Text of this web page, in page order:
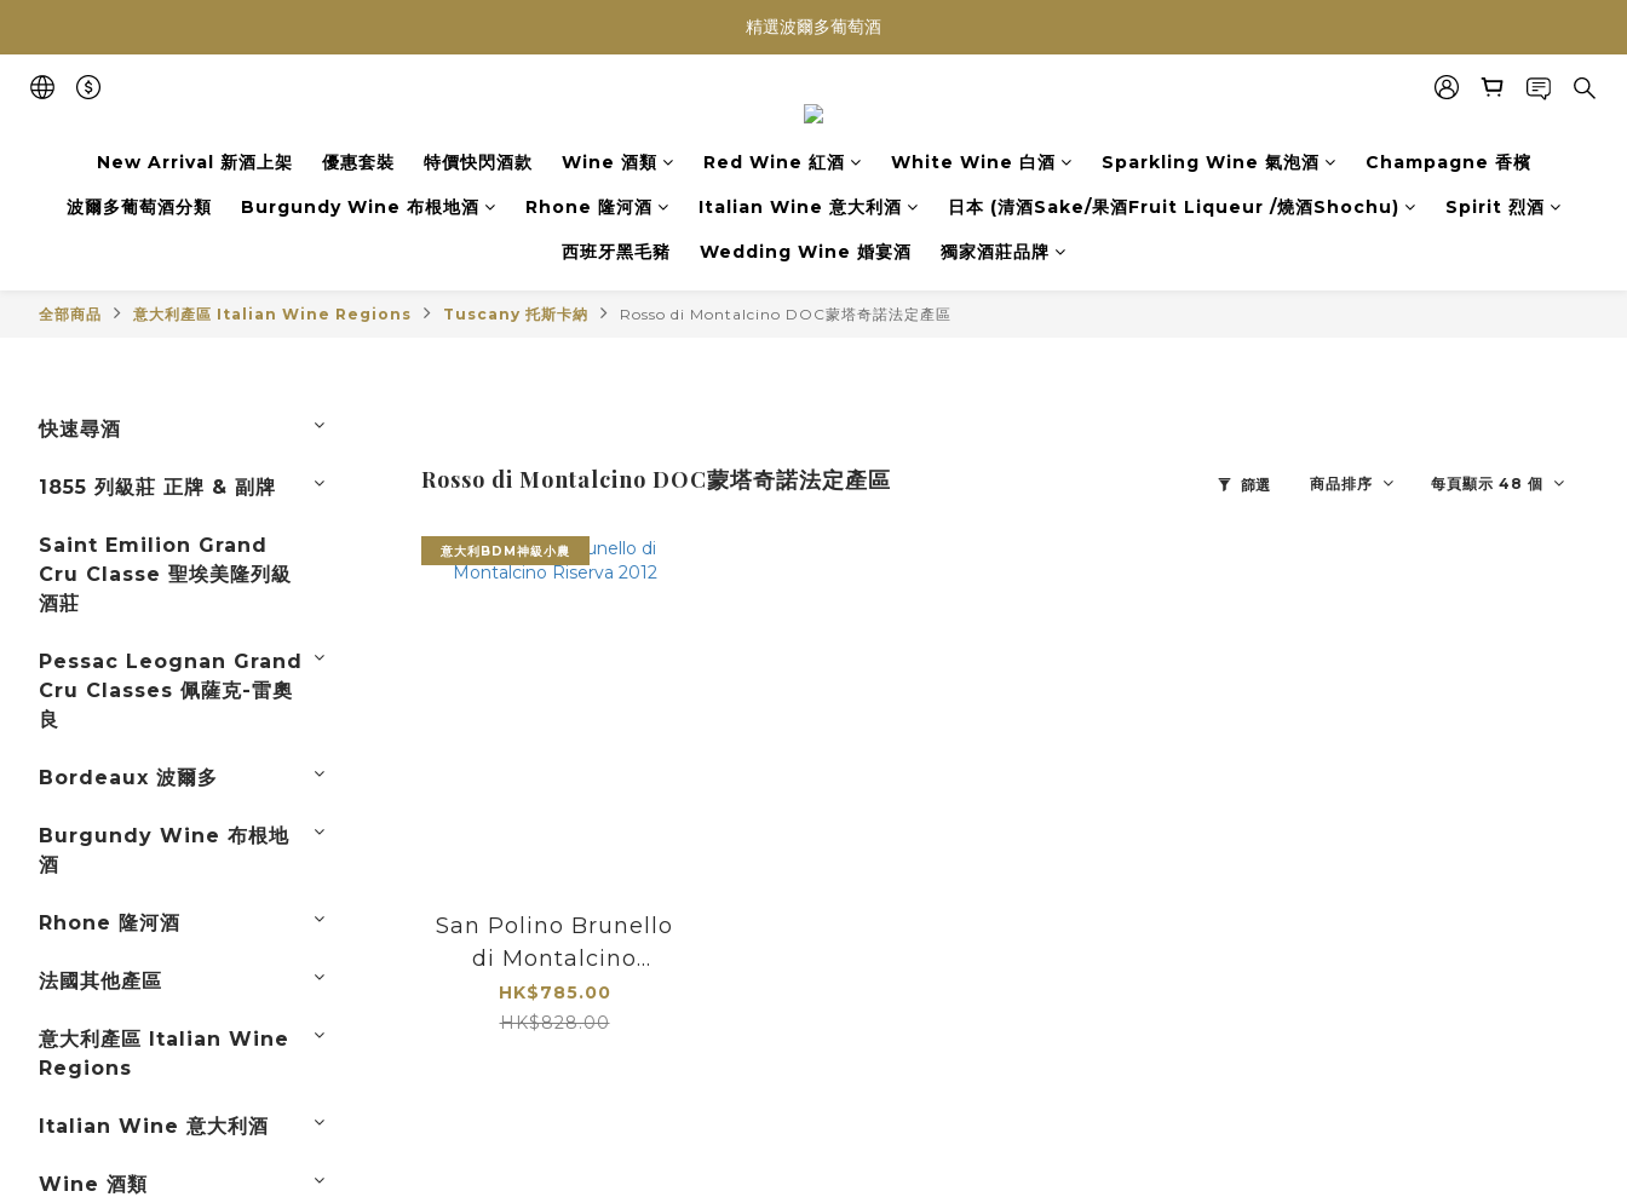
買滿任何酒類 六支 或買滿 $1200 (不限支數) 皆可享免費送貨
Wedding Wine 婚宴酒試酒服務
買滿任何酒類 六支 或買滿 $1200 (不限支數) 皆可享免費送貨
New Arrival 新酒上架 優惠套裝 特價快閃酒款 Wine 酒類 Red Wine 紅酒 White Wine 白酒 Sparkling Wine 氣泡酒 Champagne 香檳
波爾多葡萄酒分類 Burgundy Wine 布根地酒 Rhone 隆河酒 Italian Wine 意大利酒 日本 (清酒Sake/果酒Fruit Liqueur /燒酒Shochu) Spirit 烈酒
西班牙黑毛豬 Wedding Wine 婚宴酒 獨家酒莊品牌
全部商品 意大利產區 Italian Wine Regions Tuscany 托斯卡納 Rosso di Montalcino DOC蒙塔奇諾法定產區
快速尋酒
1855 列級莊 正牌 & 副牌
Saint Emilion Grand
Cru Classe 聖埃美隆列級
酒莊
Pessac Leognan Grand
Cru Classes 佩薩克-雷奧
良
Bordeaux 波爾多
Burgundy Wine 布根地
酒
Rhone 隆河酒
法國其他產區
意大利產區 Italian Wine
Regions
Italian Wine 意大利酒
Wine 酒類
Rosso di Montalcino DOC蒙塔奇諾法定產區 篩選 商品排序 每頁顯示 48 個
意大利BDM神級小農
San Polino Brunello
di Montalcino
Riserva 2012
HK$785.00
HK$828.00